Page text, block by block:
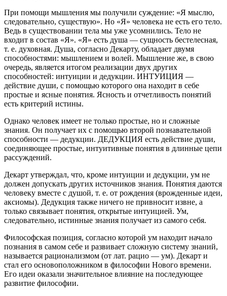
При помощи мышления мы получили суждение: «Я мыслю,
следовательно, существую». Но «Я» человека не есть его тело.
Ведь в существовании тела мы уже усомнились. Тело не
входит в состав «Я». «Я» есть душа — сущность бестелесная,
т. е. духовная. Душа, согласно Декарту, обладает двумя
способностями: мышлением и волей. Мышление же, в свою
очередь, является итогом реализации двух других
способностей: интуиции и дедукции. ИНТУИЦИЯ —
действие души, с помощью которого она находит в себе
простые и ясные понятия. Ясность и отчетливость понятий
есть критерий истины.
Однако человек имеет не только простые, но и сложные
знания. Он получает их с помощью второй познавательной
способности — дедукции. ДЕДУКЦИЯ есть действие души,
соединяющее простые, интуитивные понятия в длинные цепи
рассуждений.
Декарт утверждал, что, кроме интуиции и дедукции, ум не
должен допускать других источников знания. Понятия даются
человеку вместе с душой, т. е. от рождения (врожденные идеи,
аксиомы). Дедукция также ничего не привносит извне, а
только связывает понятия, открытые интуицией. Ум,
следовательно, истинные знания получает из самого себя.
Философская позиция, согласно которой ум находит начало
познания в самом себе и развивает сложную систему знаний,
называется рационализмом (от лат. рацио — ум). Декарт и
стал его основоположником в философии Нового времени.
Его идеи оказали значительное влияние на последующее
развитие философии.